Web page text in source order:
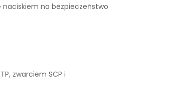
naciskiem na bezpieczeństwo
zwarciem SCP i